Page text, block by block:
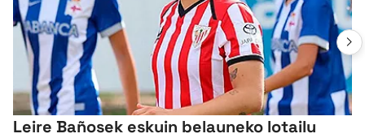
Leire Bañosek eskuin belauneko lotailu